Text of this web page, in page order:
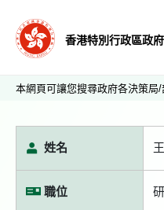
香港特別行政區政
本網頁可讓您搜尋政府各決策局
姓名
職位